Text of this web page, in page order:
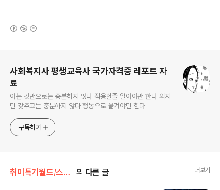
사회복지사 평생교육사 국가자격증 레포트 자
료
아는 것만으로는 충분하지 않다 적용할줄 알아야만 한다 의지
만 갖추고는 충분하지 않다 행동으로 옮겨야만 한다
구독하기
취미특기월드/스마트폰게임 의 다른 글 더보기